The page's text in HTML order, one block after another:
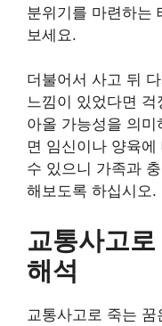
분위기를 마련하는
보세요.
더불어서 사고 뒤
느낌이 있었다면
아올 가능성을 의
면 임신이나 양육
수 있으니 가족과
해보도록 하십시오.
교통사고
해석
교통사고로 죽는